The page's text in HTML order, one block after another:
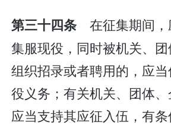
第三十四条 在征集期间，
集服现役，同时被机关、
组织招录或者聘用的，应
役义务；有关机关、团体
应当支持其应征入伍，有